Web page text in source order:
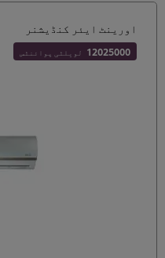
اورینٹ ایئر کنڈیشنر
12025000 لویلٹی پوائنٹس